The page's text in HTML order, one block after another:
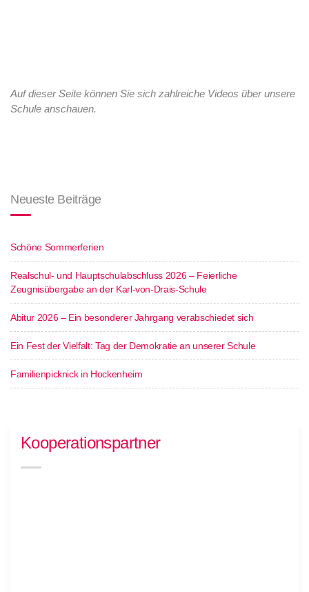
Auf dieser Seite können Sie sich zahlreiche Videos über unsere
Schule anschauen.
Neueste Beiträge
Schöne Sommerferien
Realschul- und Hauptschulabschluss 2026 – Feierliche
Zeugnisübergabe an der Karl-von-Drais-Schule
Abitur 2026 – Ein besonderer Jahrgang verabschiedet sich
Ein Fest der Vielfalt: Tag der Demokratie an unserer Schule
Familienpicknick in Hockenheim
Kooperationspartner